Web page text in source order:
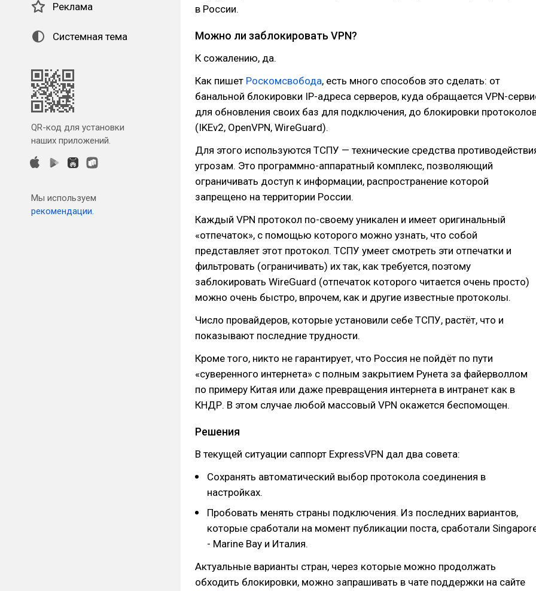
Реклама
Системная тема
QR-код для установки
наших приложений.
Мы используем
рекомендации.
в России.
Можно ли заблокировать VPN?
К сожалению, да.
Как пишет Роскомсвобода, есть много способов это сделать: от
банальной блокировки IP-адреса серверов, куда обращается VPN-
для обновления своих баз для подключения, до блокировки
(IKEv2, OpenVPN, WireGuard).
Для этого используются ТСПУ — технические средства
угрозам. Это программно-аппаратный комплекс, позволяющий
ограничивать доступ к информации, распространение которой
запрещено на территории России.
Каждый VPN протокол по-своему уникален и имеет оригинальный
«отпечаток», с помощью которого можно узнать, что собой
представляет этот протокол. ТСПУ умеет смотреть эти отпечатки и
фильтровать (ограничивать) их так, как требуется, поэтому
заблокировать WireGuard (отпечаток которого читается очень просто)
можно очень быстро, впрочем, как и другие известные протоколы.
Число провайдеров, которые установили себе ТСПУ, растёт, что и
показывают последние трудности.
Кроме того, никто не гарантирует, что Россия не пойдёт по пути
«суверенного интернета» с полным закрытием Рунета за файерволлом
по примеру Китая или даже превращения интернета в интранет как в
КНДР. В этом случае любой массовый VPN окажется беспомощен.
Решения
В текущей ситуации саппорт ExpressVPN дал два совета:
Сохранять автоматический выбор протокола соединения в
настройках.
Пробовать менять страны подключения. Из последних вариантов,
которые сработали на момент публикации поста, сработали
- Marine Bay и Италия.
Актуальные варианты стран, через которые можно продолжать
обходить блокировки, можно запрашивать в чате поддержки на сайте